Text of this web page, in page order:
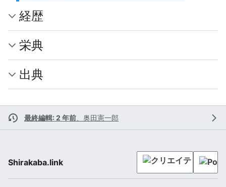
経歴
栄典
出典
最終編輯: 2 年前 奥田憲一郎
Shirakaba.link